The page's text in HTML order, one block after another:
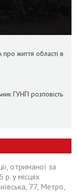
життя області в
ГУНП розповість
отриманої за
у місцях
77, Метро,